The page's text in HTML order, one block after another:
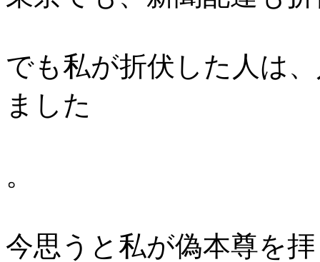
でも私が折伏した人は
ました
。
今思うと私が偽本尊を